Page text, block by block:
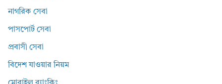
নাগরিক সেবা
পাসপোর্ট সেবা
প্রবাসী সেবা
বিদেশ যাওয়ার নিয়ম